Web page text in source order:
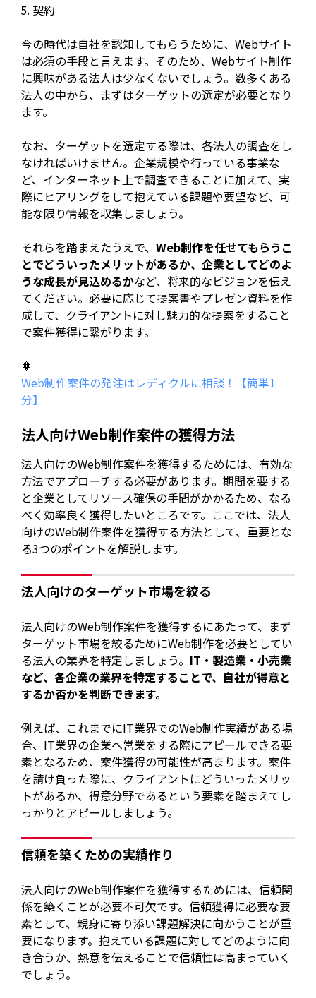
契約
今の時代は自社を認知してもらうために、Webサイト
は必須の手段と言えます。そのため、Webサイト制作
に興味がある法人は少なくないでしょう。数多くある
法人の中から、まずはターゲットの選定が必要となり
ます。
なお、ターゲットを選定する際は、各法人の調査をし
なければいけません。企業規模や行っている事業な
ど、インターネット上で調査できることに加えて、実
際にヒアリングをして抱えている課題や要望など、可
能な限り情報を収集しましょう。
それらを踏まえたうえで、Web制作を任せてもらうこ
とでどういったメリットがあるか、企業としてどのよ
うな成長が見込めるかなど、将来的なビジョンを伝え
てください。必要に応じて提案書やプレゼン資料を作
成して、クライアントに対し魅力的な提案をすること
で案件獲得に繋がります。
🔶
Web制作案件の発注はレディクルに相談！【簡単1
分】
法人向けWeb制作案件の獲得方法
法人向けのWeb制作案件を獲得するためには、有効な
方法でアプローチする必要があります。期間を要する
と企業としてリソース確保の手間がかかるため、なる
べく効率良く獲得したいところです。ここでは、法人
向けのWeb制作案件を獲得する方法として、重要とな
る3つのポイントを解説します。
法人向けのターゲット市場を絞る
法人向けのWeb制作案件を獲得するにあたって、まず
ターゲット市場を絞るためにWeb制作を必要としてい
る法人の業界を特定しましょう。 IT・製造業・小売業
など、各企業の業界を特定することで、自社が得意と
するか否かを判断できます。
例えば、これまでにIT業界でのWeb制作実績がある場
合、IT業界の企業へ営業をする際にアピールできる要
素となるため、案件獲得の可能性が高まります。案件
を請け負った際に、クライアントにどういったメリッ
トがあるか、得意分野であるという要素を踏まえてし
っかりとアピールしましょう。
信頼を築くための実績作り
法人向けのWeb制作案件を獲得するためには、信頼関
係を築くことが必要不可欠です。信頼獲得に必要な要
素として、親身に寄り添い課題解決に向かうことが重
要になります。抱えている課題に対してどのように向
き合うか、熱意を伝えることで信頼性は高まっていく
でしょう。